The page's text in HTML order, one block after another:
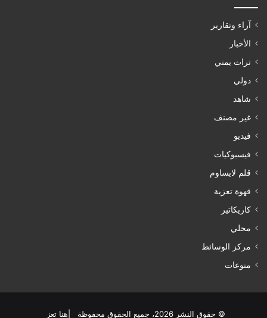
آراء وتقارير
الأخبار
تراث يمني
دولي
شاهد
غير مصنف
فيديو
فيسبوكيات
قلم لايساوم
قهوة تعزية
كاريكاتير
محلي
مركز الوسائط
منوعات
© حقوق النشر 2026، جميع الحقوق محفوظة |هنا تعز